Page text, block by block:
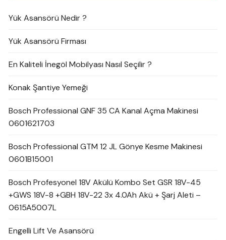
Yük Asansörü Nedir ?
Yük Asansörü Firması
En Kaliteli İnegöl Mobilyası Nasıl Seçilir ?
Konak Şantiye Yemeği
Bosch Professional GNF 35 CA Kanal Açma Makinesi
0601621703
Bosch Professional GTM 12 JL Gönye Kesme Makinesi
0601B15001
Bosch Profesyonel 18V Akülü Kombo Set GSR 18V-45
+GWS 18V-8 +GBH 18V-22 3x 4.0Ah Akü + Şarj Aleti –
0615A5007L
Engelli Lift Ve Asansörü